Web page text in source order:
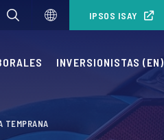
IPSOS ISAY
INVERSIONISTAS (EN)
TEMPRANA